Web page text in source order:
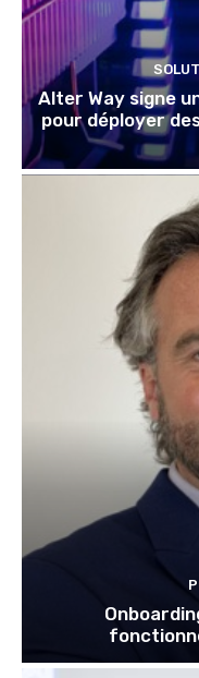
Alter Way signe
pour déployer